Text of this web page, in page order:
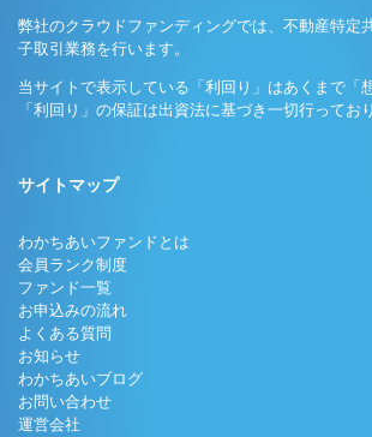
弊社のクラウドファンディングでは、不動産特定
子取引業務を行います。
当サイトで表示している「利回り」はあくまで「
「利回り」の保証は出資法に基づき一切行ってお
サイトマップ
わかちあいファンドとは
会員ランク制度
ファンド一覧
お申込みの流れ
よくある質問
お知らせ
わかちあいブログ
お問い合わせ
運営会社